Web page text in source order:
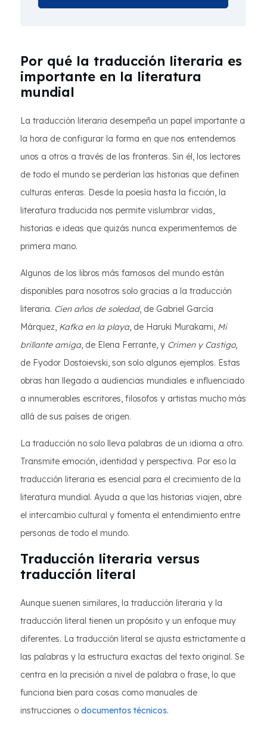
Por qué la traducción literaria es
importante en la literatura
mundial
La traducción literaria desempeña un papel importante a
la hora de configurar la forma en que nos entendemos
unos a otros a través de las fronteras. Sin él, los lectores
de todo el mundo se perderían las historias que definen
culturas enteras. Desde la poesía hasta la ficción, la
literatura traducida nos permite vislumbrar vidas,
historias e ideas que quizás nunca experimentemos de
primera mano.
Algunos de los libros más famosos del mundo están
disponibles para nosotros solo gracias a la traducción
literaria. Cien años de soledad, de Gabriel García
Márquez, Kafka en la playa, de Haruki Murakami, Mi
brillante amiga, de Elena Ferrante, y Crimen y Castigo,
de Fyodor Dostoievski, son solo algunos ejemplos. Estas
obras han llegado a audiencias mundiales e influenciado
a innumerables escritores, filosofos y artistas mucho más
allá de sus países de origen.
La traducción no solo lleva palabras de un idioma a otro.
Transmite emoción, identidad y perspectiva. Por eso la
traducción literaria es esencial para el crecimiento de la
literatura mundial. Ayuda a que las historias viajen, abre
el intercambio cultural y fomenta el entendimiento entre
personas de todo el mundo.
Traducción literaria versus
traducción literal
Aunque suenen similares, la traducción literaria y la
traducción literal tienen un propósito y un enfoque muy
diferentes. La traducción literal se ajusta estrictamente a
las palabras y la estructura exactas del texto original. Se
centra en la precisión a nivel de palabra o frase, lo que
funciona bien para cosas como manuales de
instrucciones o documentos técnicos.